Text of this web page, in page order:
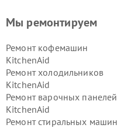
Мы ремонтируем
Ремонт кофемашин
KitchenAid
Ремонт холодильников
KitchenAid
Ремонт варочных панелей
KitchenAid
Ремонт стиральных машин